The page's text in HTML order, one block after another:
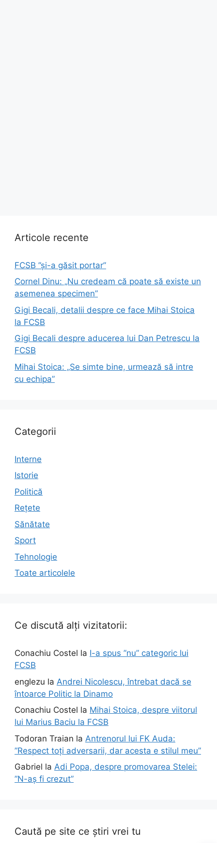
Articole recente
FCSB ”și-a găsit portar”
Cornel Dinu: „Nu credeam că poate să existe un
asemenea specimen”
Gigi Becali, detalii despre ce face Mihai Stoica
la FCSB
Gigi Becali despre aducerea lui Dan Petrescu la
FCSB
Mihai Stoica: „Se simte bine, urmează să intre
cu echipa”
Categorii
Interne
Istorie
Politică
Rețete
Sănătate
Sport
Tehnologie
Toate articolele
Ce discută alți vizitatorii:
Conachiu Costel la I-a spus ”nu” categoric lui
FCSB
englezu la Andrei Nicolescu, întrebat dacă se
întoarce Politic la Dinamo
Conachiu Costel la Mihai Stoica, despre viitorul
lui Marius Baciu la FCSB
Todoran Traian la Antrenorul lui FK Auda:
”Respect toți adversarii, dar acesta e stilul meu”
Gabriel la Adi Popa, despre promovarea Stelei:
”N-aș fi crezut”
Caută pe site ce știri vrei tu